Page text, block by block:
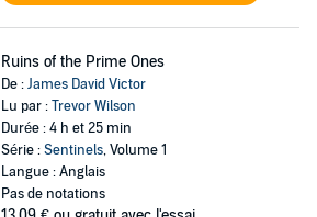
Ruins of the Prime Ones
De :James David Victor
Lu par :Trevor Wilson
Durée : 4 h et 25 min
Série :Sentinels, Volume 1
Langue : Anglais
Pas de notations